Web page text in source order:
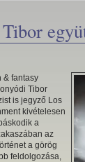
& fantasy
Tibor
is jegyző Los
kivételesen
a
az
a görög
feldolgozása,